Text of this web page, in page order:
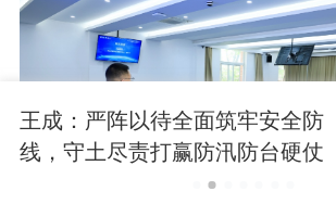
王成：严阵以待全面筑牢安全防
线，守土尽责打赢防汛防台硬仗